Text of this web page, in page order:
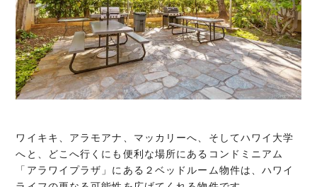
ワイキキ、アラモアナ、マッカリーへ、そしてハワイ大学
へと、どこへ行くにも便利な場所にあるコンドミニアム
「アラワイプラザ」にある２ベッドルーム物件は、ハワイ